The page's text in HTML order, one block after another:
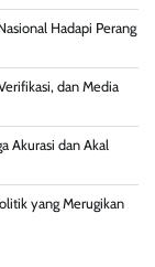
Hadapi Perang
dan Media
Akurasi dan Akal
yang Merugikan